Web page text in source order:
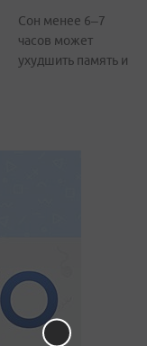
Сон менее 6–7
часов может
ухудшить память и